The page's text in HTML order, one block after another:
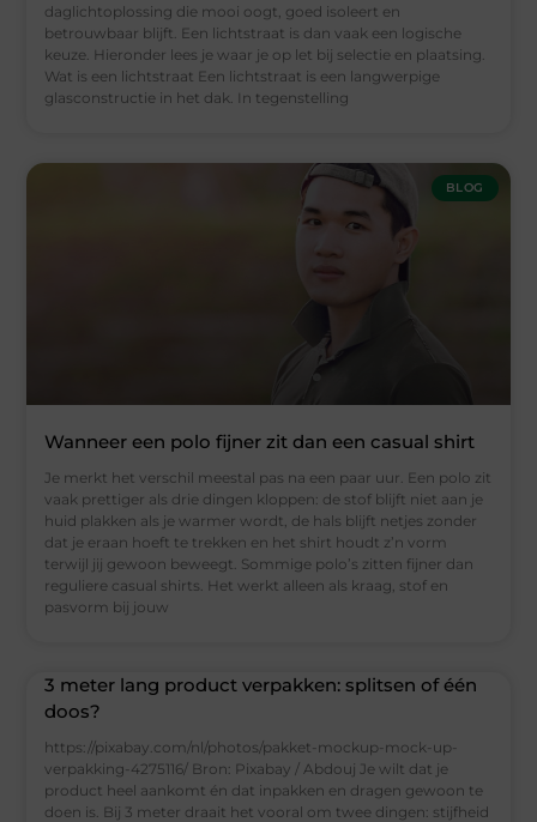
daglichtoplossing die mooi oogt, goed isoleert en
betrouwbaar blijft. Een lichtstraat is dan vaak een logische
keuze. Hieronder lees je waar je op let bij selectie en plaatsing.
Wat is een lichtstraat Een lichtstraat is een langwerpige
glasconstructie in het dak. In tegenstelling
BLOG
Wanneer een polo fijner zit dan een casual shirt
Je merkt het verschil meestal pas na een paar uur. Een polo zit
vaak prettiger als drie dingen kloppen: de stof blijft niet aan je
huid plakken als je warmer wordt, de hals blijft netjes zonder
dat je eraan hoeft te trekken en het shirt houdt z’n vorm
terwijl jij gewoon beweegt. Sommige polo’s zitten fijner dan
reguliere casual shirts. Het werkt alleen als kraag, stof en
pasvorm bij jouw
3 meter lang product verpakken: splitsen of één
doos?
https://pixabay.com/nl/photos/pakket-mockup-mock-up-
verpakking-4275116/ Bron: Pixabay / Abdouj Je wilt dat je
product heel aankomt én dat inpakken en dragen gewoon te
doen is. Bij 3 meter draait het vooral om twee dingen: stijfheid